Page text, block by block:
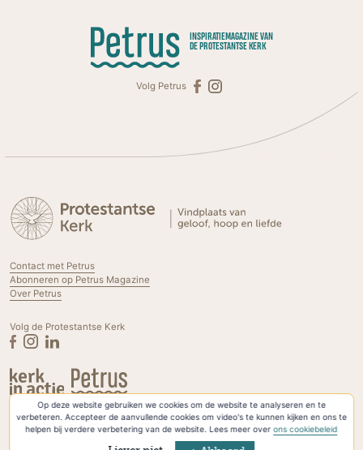
Op deze website gebruiken we cookies om de website te analyseren en te
verbeteren. Accepteer de aanvullende cookies om video's te kunnen kijken en ons te
helpen bij verdere verbetering van de website. Lees meer overons cookiebeleid
INSPIRATIEMAGAZINE VAN
DE PROTESTANTSE KERK
Volg Petrus
Contact met Petrus
Abonneren op Petrus Magazine
Over Petrus
Volg de Protestantse Kerk
Privacyverklaring & Cookies